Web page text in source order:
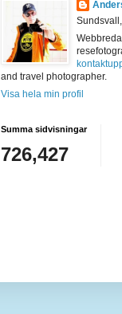
and travel photographer.
Visa hela min profil
Summa sidvisningar
726,427